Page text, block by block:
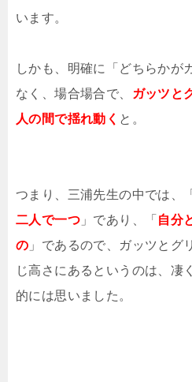
います。
しかも、明確に「どちらかが
なく、場合場合で、
ガッツと
人の間で揺れ動く と。
つまり、三浦先生の中では、「
二人で一つ 」であり、「 自分
の 」であるので、ガッツとグ
じ高さにあるというのは、凄
的には思いました。